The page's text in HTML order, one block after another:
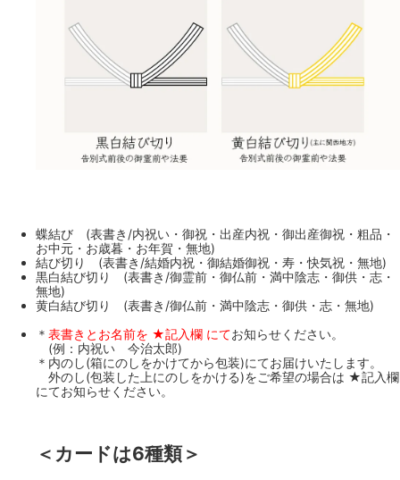
蝶結び (表書き/内祝い・御祝・出産内祝・御出産御祝・粗品・
お中元・お歳暮・お年賀・無地)
結び切り (表書き/結婚内祝・御結婚御祝・寿・快気祝・無地)
黒白結び切り (表書き/御霊前・御仏前・満中陰志・御供・志・
無地)
黄白結び切り (表書き/御仏前・満中陰志・御供・志・無地)
＊ 表書きとお名前を ★記入欄 にてお知らせください。
(例：内祝い 今治太郎)
＊内のし(箱にのしをかけてから包装)にてお届けいたします。
外のし(包装した上にのしをかける)をご希望の場合は ★記入欄
にてお知らせください。
＜カードは6種類＞